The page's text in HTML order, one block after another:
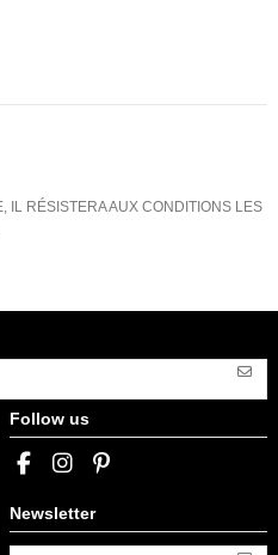
IL RÉSISTERA AUX CONDITIONS LES
Follow us
Newsletter